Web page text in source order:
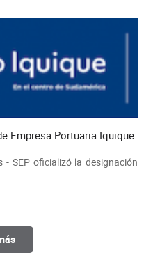
Empresa Portuaria Iquique
- SEP oficializó la designación